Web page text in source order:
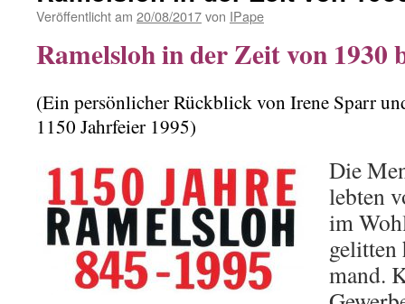
Veröffentlicht am 20/08/2017von IPape
Ramelsloh in der Zeit von 1930
(Ein persönlicher Rückblick von Irene Sparr
1150 Jahrfeier 1995)
Die
lebten
im
mand.